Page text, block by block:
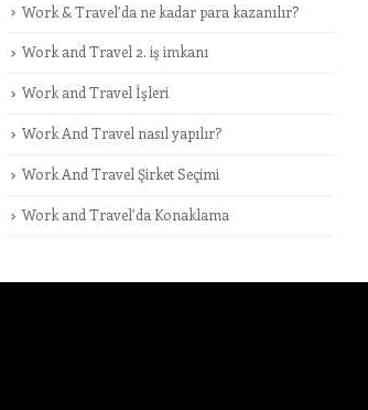
Work & Travel’da ne kadar para kazanılır?
Work and Travel 2. iş imkanı
Work and Travel İşleri
Work And Travel nasıl yapılır?
Work And Travel Şirket Seçimi
Work and Travel’da Konaklama